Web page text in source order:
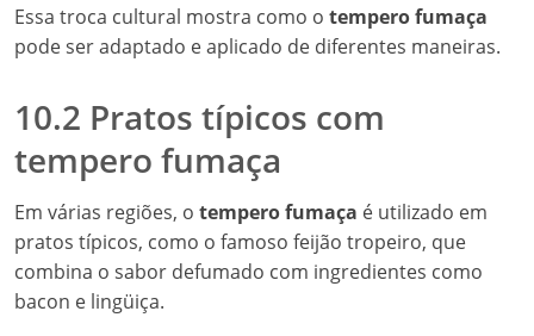
Essa troca cultural mostra como o tempero fumaça
pode ser adaptado e aplicado de diferentes maneiras.
10.2 Pratos típicos com
tempero fumaça
Em várias regiões, o tempero fumaça é utilizado em
pratos típicos, como o famoso feijão tropeiro, que
combina o sabor defumado com ingredientes como
bacon e lingüiça.